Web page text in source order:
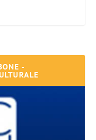
-